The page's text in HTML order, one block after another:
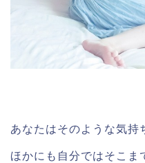
あなたはそのような気持
ほかにも自分ではそこま